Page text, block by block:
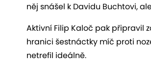
něj snášel k Davidu Buchtovi,
Aktivní Filip Kaloč pak připravil
hranici šestnáctky míč proti
netrefil ideálně.